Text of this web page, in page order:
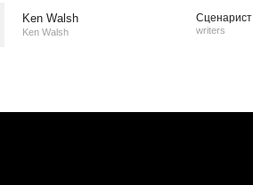
Ken Walsh
Ken Walsh
Сценарист
writers